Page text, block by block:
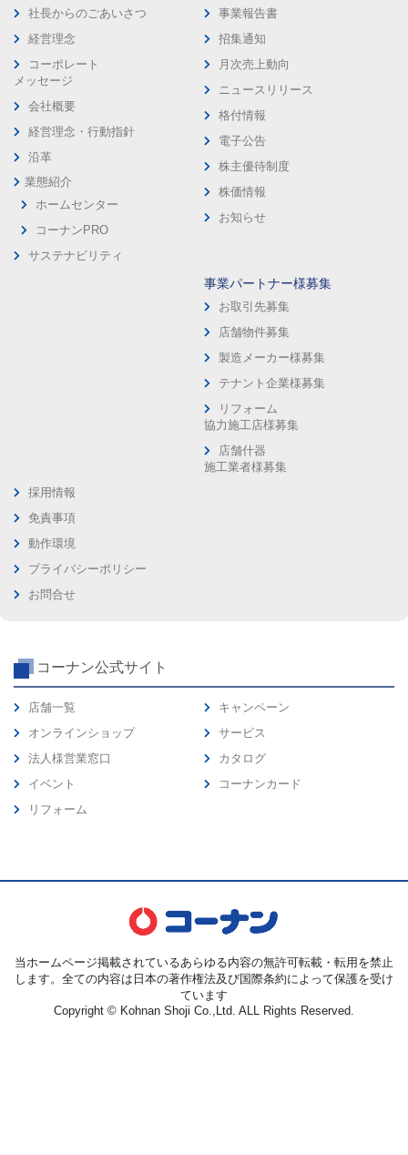
社長からのごあいさつ
経営理念
コーポレート
メッセージ
会社概要
経営理念・行動指針
沿革
業態紹介
ホームセンター
コーナンPRO
サステナビリティ
事業報告書
招集通知
月次売上動向
ニュースリリース
格付情報
電子公告
株主優待制度
株価情報
お知らせ
事業パートナー様募集
お取引先募集
店舗物件募集
製造メーカー様募集
テナント企業様募集
リフォーム
協力施工店様募集
店舗什器
施工業者様募集
採用情報
免責事項
動作環境
プライバシーポリシー
お問合せ
コーナン公式サイト
店舗一覧
オンラインショップ
法人様営業窓口
イベント
リフォーム
キャンペーン
サービス
カタログ
コーナンカード
当ホームページ掲載されているあらゆる内容の無許可転載・転用を禁止
します。全ての内容は日本の著作権法及び国際条約によって保護を受け
ています
Copyright © Kohnan Shoji Co.,Ltd. ALL Rights Reserved.